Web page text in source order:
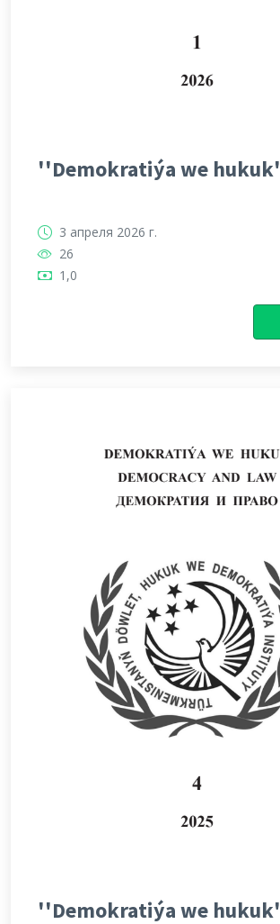
''Demokratiýa we
3 апреля 2026 г.
26
1,0
''Demokratiýa we